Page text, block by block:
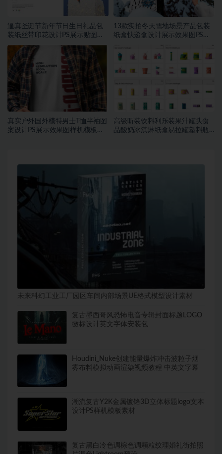
逼真圣诞节新年节日生日礼品包
装纸丝带印花设计PS展示贴图样
机模板
13款实拍冬天雪地场景产品包装
纸盒快递盒设计展示效果图PS贴
真实户外国外模特男士T恤半袖图
案设计PS展示效果图样机模板素
高级听装饮料利乐装果汁罐头食
品酸奶冰淇淋纸盒易拉罐塑料瓶
未来科幻工业工厂园区车间内部场景UE格式模型设计素材
复古墨西哥风恐怖电音专辑封面标题LOGO
徽标设计英文字体安装包
Houdini_Nuke创建能量爆炸冲击波粒子烟
雾布料模拟动画渲染视频教程 中英文字幕
潮流复古Y2K金属镀铬3D立体标题logo文本
设计PS样机模板素材
复古黑白冷色调棕色调颗粒纹理婚礼街拍照